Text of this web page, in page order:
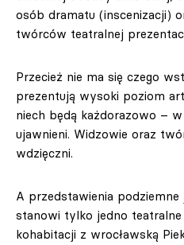
osób dramatu (inscenizacji)
twórców teatralnej
Przecież nie ma się czego
prezentują wysoki poziom
niech będą każdorazowo –
ujawnieni. Widzowie oraz
wdzięczni.
A przedstawienia
stanowi tylko jedno
kohabitacji z wrocławską